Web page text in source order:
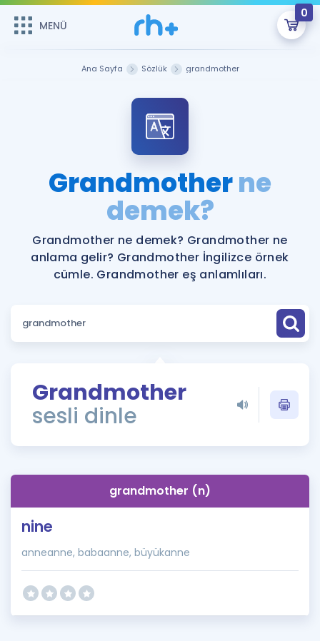
MENÜ
0
Şifremi Hatırlamıyorum
Sepetin Şu An Boş.
Remzi Hoca ile seni sınava hazırlayacak onlarca eğitim seni
bekliyor!
MENÜ
Katılımcı Görüşleri
Faydalı Araçlar
Ücretsiz Kaynaklar
ÖSYM Sınav Takvimi
Kampanyalar
İngilizce Gramer
İngilizce Gramer
Ana Sayfa Sözlük grandmother
Grandmotherne
demek?
Grandmother ne demek? Grandmother ne
anlama gelir? Grandmother İngilizce örnek
cümle. Grandmother eş anlamlıları.
Grandmother
sesli dinle
grandmother (n)
nine
anneanne, babaanne, büyükanne